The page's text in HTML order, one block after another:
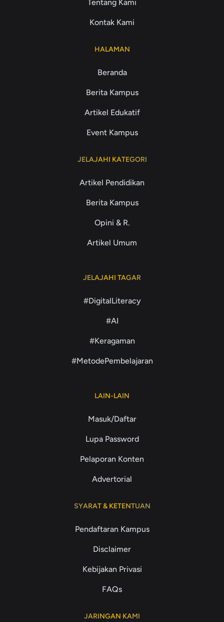
Tentang Kami
Kontak Kami
HALAMAN
Beranda
Berita Kampus
Artikel Edukatif
Event Kampus
JELAJAHI KATEGORI
Artikel Pendidikan
Berita Kampus
Opini & R.
Artikel Umum
JELAJAHI TAGAR
#DigitalLiteracy
#AI
#Keragaman
#MetodePembelajaran
LAIN-LAIN
Masuk/Daftar
Lupa Password
Pelaporan Konten
Advertorial
SYARAT & KETENTUAN
Pendaftaran Kampus
Disclaimer
Kebijakan Privasi
FAQs
JARINGAN KAMI